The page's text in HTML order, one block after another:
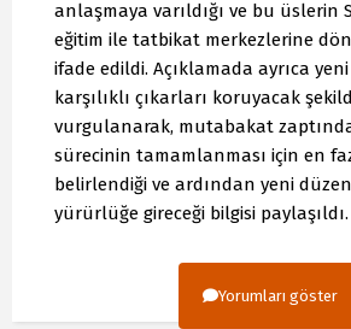
anlaşmaya varıldığı ve bu üslerin
eğitim ile tatbikat merkezlerine
ifade edildi. Açıklamada ayrıca
karşılıklı çıkarları koruyacak
vurgulanarak, mutabakat
sürecinin tamamlanması için en
belirlendiği ve ardından yeni
yürürlüğe gireceği bilgisi paylaşıldı.
Yorumları göster